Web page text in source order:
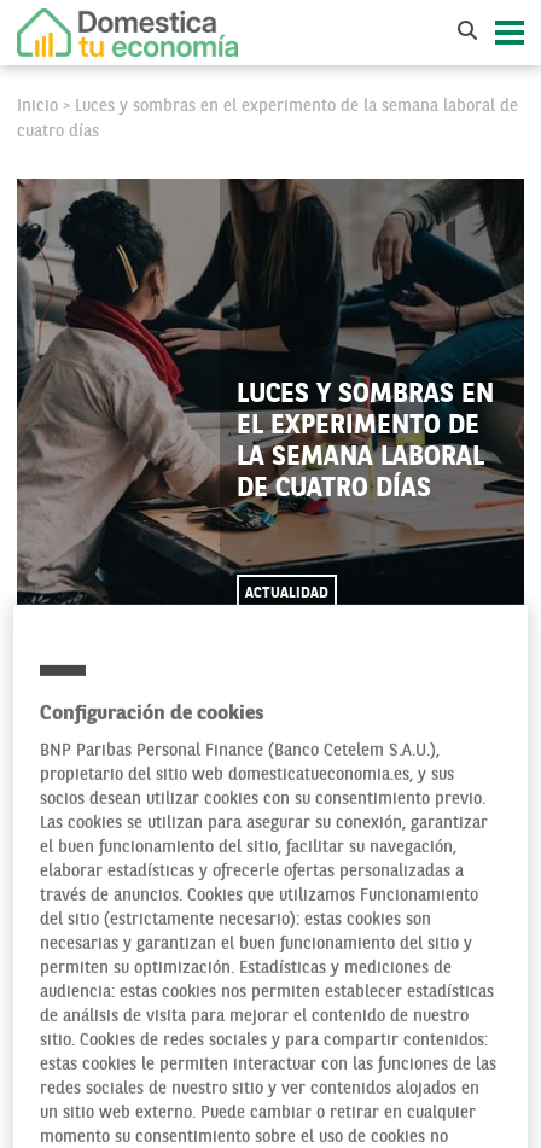
Inicio > Luces y sombras en el experimento de la semana laboral de
cuatro días
LUCES Y SOMBRAS EN
EL EXPERIMENTO DE
LA SEMANA LABORAL
DE CUATRO DÍAS
ACTUALIDAD
La jornada laboral lleva ya bastante tiempo en la palestra, y
mientras se habla de la reducción de la jornada laboral que
se propondrá desde el Gobierno si Sumar y el PSOE
consiguen la investidura de Sánchez, ya se conocen los
resultados del experimento realizado en el Ayuntamiento
de Valencia durante dos meses (abril y mayo), consistente
en una semana laboral de cuatro días. De martes a viernes.
Una fórmula que ya se ha aplicado en algunos países
europeos. Y la experiencia arroja resultados prometedores,
pero también algunos datos preocupantes que habrá que
valorar si este modelo llega a aplicarse.
Configuración de cookies
BNP Paribas Personal Finance (Banco Cetelem S.A.U.),
propietario del sitio web domesticatueconomia.es, y sus
socios desean utilizar cookies con su consentimiento previo.
Las cookies se utilizan para asegurar su conexión, garantizar
el buen funcionamiento del sitio, facilitar su navegación,
elaborar estadísticas y ofrecerle ofertas personalizadas a
través de anuncios. Cookies que utilizamos Funcionamiento
del sitio (estrictamente necesario): estas cookies son
necesarias y garantizan el buen funcionamiento del sitio y
permiten su optimización. Estadísticas y mediciones de
audiencia: estas cookies nos permiten establecer estadísticas
de análisis de visita para mejorar el contenido de nuestro
sitio. Cookies de redes sociales y para compartir contenidos:
estas cookies le permiten interactuar con las funciones de las
redes sociales de nuestro sitio y ver contenidos alojados en
un sitio web externo. Puede cambiar o retirar en cualquier
momento su consentimiento sobre el uso de cookies no